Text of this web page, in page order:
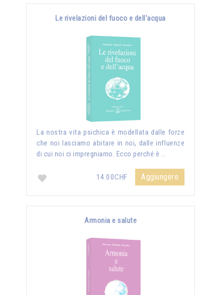
Le rivelazioni del fuoco e dell'acqua
La nostra vita psichica è modellata dalle forze
che noi lasciamo abitare in noi, dalle influenze
di cui noi ci impregniamo. Ecco perché è …
14.00CHF Aggiungere
Armonia e salute